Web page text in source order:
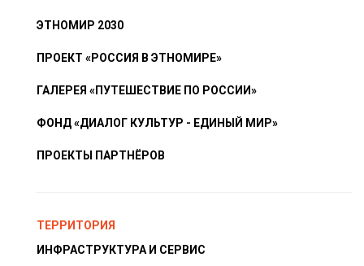
ЭТНОМИР 2030
ПРОЕКТ «РОССИЯ В ЭТНОМИРЕ»
ГАЛЕРЕЯ «ПУТЕШЕСТВИЕ ПО РОССИИ»
ФОНД «ДИАЛОГ КУЛЬТУР - ЕДИНЫЙ МИР»
ПРОЕКТЫ ПАРТНЁРОВ
ТЕРРИТОРИЯ
ИНФРАСТРУКТУРА И СЕРВИС